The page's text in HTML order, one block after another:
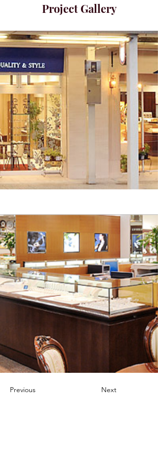
Project Gallery
Previous Next